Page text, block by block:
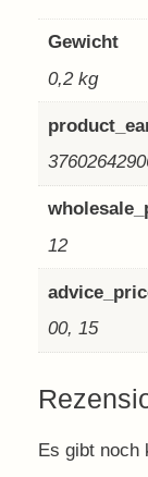
Gewicht
0,2 kg
12
00, 15
Es gibt noch